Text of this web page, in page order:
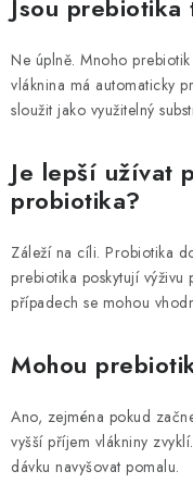
Jsou
Ne úplně. Mnoho
vláknina má automaticky
sloužit jako využitelný
Je lepší užívat
probiotika?
Záleží na cíli. Probiotika
prebiotika poskytují výživu
případech se mohou
Mohou
Ano, zejména pokud
vyšší příjem vlákniny
dávku navyšovat pomalu.